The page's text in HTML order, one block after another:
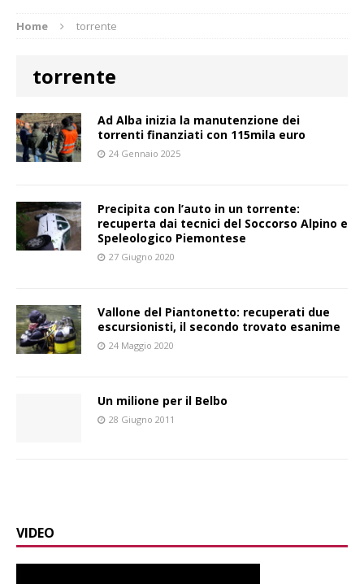
Home torrente
torrente
Ad Alba inizia la manutenzione dei
torrenti finanziati con 115mila euro
24 Gennaio 2025
Precipita con l’auto in un torrente:
recuperta dai tecnici del Soccorso Alpino e
Speleologico Piemontese
27 Giugno 2020
Vallone del Piantonetto: recuperati due
escursionisti, il secondo trovato esanime
24 Maggio 2020
Un milione per il Belbo
28 Giugno 2011
VIDEO